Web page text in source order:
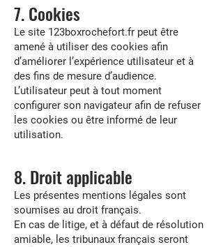
7. Cookies
Le site 123boxrochefort.fr peut être
amené à utiliser des cookies afin
d’améliorer l’expérience utilisateur et à
des fins de mesure d’audience.
L’utilisateur peut à tout moment
configurer son navigateur afin de refuser
les cookies ou être informé de leur
utilisation.
8. Droit applicable
Les présentes mentions légales sont
soumises au droit français.
En cas de litige, et à défaut de résolution
amiable, les tribunaux français seront